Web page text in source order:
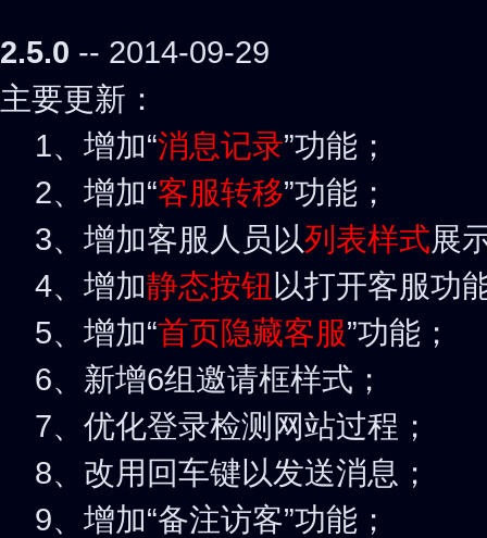
2.5.0 -- 2014-09-29
主要更新：
1、增加“消息记录”功能；
2、增加“客服转移”功能；
3、增加客服人员以列表样式展
4、增加静态按钮 以打开客服功
5、增加“首页隐藏客服”功能；
6、新增6组邀请框样式；
7、优化登录检测网站过程；
8、改用回车键以发送消息；
9、增加“备注访客”功能；